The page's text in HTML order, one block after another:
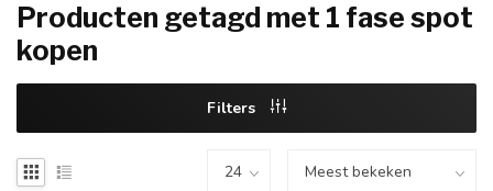
Producten getagd met 1 fase spot
kopen
Filters